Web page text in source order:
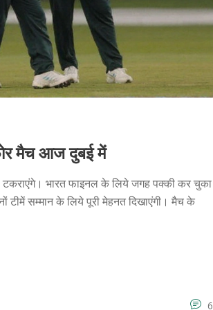
मैच आज दुबई में
भारत फाइनल के लिये जगह पक्की कर चुका
टीमें सम्मान के लिये पूरी मेहनत दिखाएंगी। मैच के
6